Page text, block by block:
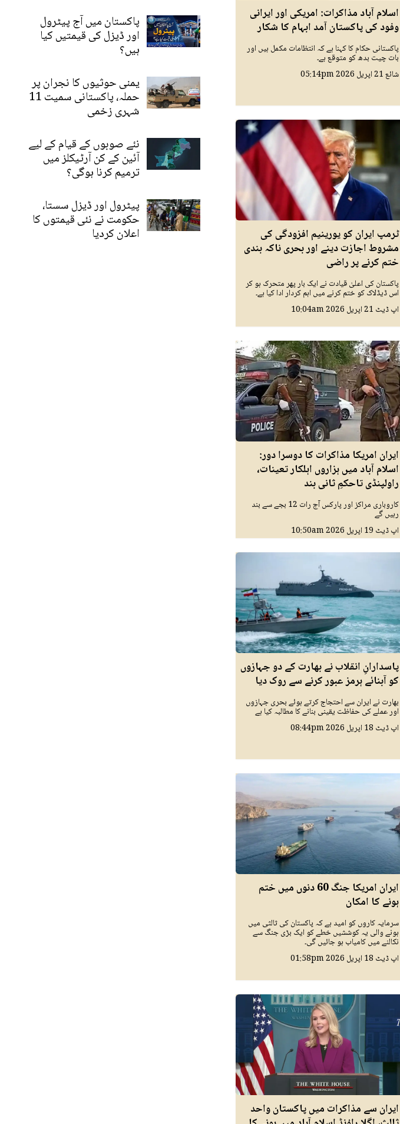
اسلام آباد مذاکرات: امریکی اور ایرانی
وفود کی پاکستان آمد ابہام کا شکار
پاکستانی حکام کا کہنا ہے کہ انتظامات مکمل ہیں اور
بات چیت بدھ کو متوقع ہے۔
شائع21 اپريل 2026 05:14pm
ٹرمپ ایران کو یورینیم افزودگی کی
مشروط اجازت دینے اور بحری ناکہ بندی
ختم کرنے پر راضی
پاکستان کی اعلیٰ قیادت نے ایک بار پھر متحرک ہو کر
اس ڈیڈلاک کو ختم کرنے میں اہم کردار ادا کیا ہے۔
اپ ڈیٹ 21 اپريل 2026 10:04am
ایران امریکا مذاکرات کا دوسرا دور:
اسلام آباد میں ہزاروں اہلکار تعینات،
راولپنڈی تاحکمِ ثانی بند
کاروباری مراکز اور پارکس آج رات 12 بجے سے بند
رہیں گے
اپ ڈیٹ 19 اپريل 2026 10:50am
پاسدارانِ انقلاب نے بھارت کے دو جہازوں
کو آبنائے ہرمز عبور کرنے سے روک دیا
بھارت نے ایران سے احتجاج کرتے ہوئے بحری جہازوں
اور عملے کی حفاظت یقینی بنانے کا مطالبہ کیا ہے
اپ ڈیٹ 18 اپريل 2026 08:44pm
ایران امریکا جنگ 60 دنوں میں ختم
ہونے کا امکان
سرمایہ کاروں کو امید ہے کہ پاکستان کی ثالثی میں
ہونے والی یہ کوششیں خطے کو ایک بڑی جنگ سے
نکالنے میں کامیاب ہو جائیں گی۔
اپ ڈیٹ 18 اپريل 2026 01:58pm
ایران سے مذاکرات میں پاکستان واحد
پاکستان میں آج پیٹرول
اور ڈیزل کی قیمتیں کیا
ہیں؟
یمنی حوثیوں کا نجران پر
حملہ، پاکستانی سمیت 11
شہری زخمی
نئے صوبوں کے قیام کے لیے
آئین کے کن آرٹیکلز میں
ترمیم کرنا ہوگی؟
پیٹرول اور ڈیزل سستا،
حکومت نے نئی قیمتوں کا
اعلان کردیا